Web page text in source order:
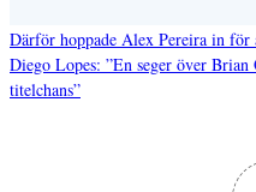
Inläggsnavigering
Därför hoppade Alex Pereira in
Diego Lopes: ”En seger över
titelchans”